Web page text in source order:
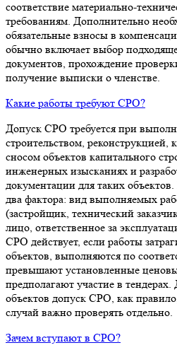
соответствие материально-
требованиям. Дополнительно
обязательные взносы в
обычно включает выбор
документов, прохождение
получение выписки о членстве.
Какие работы требуют СРО?
Допуск СРО требуется при
строительством,
сносом объектов капитального
инженерных изысканиях и
документации для таких
два фактора: вид выполняемых
(застройщик, технический
лицо, ответственное за
СРО действует, если работы
объектов, выполняются по
превышают установленные
предполагают участие в
объектов допуск СРО, как
случай важно проверять отдельно.
Зачем вступают в СРО?